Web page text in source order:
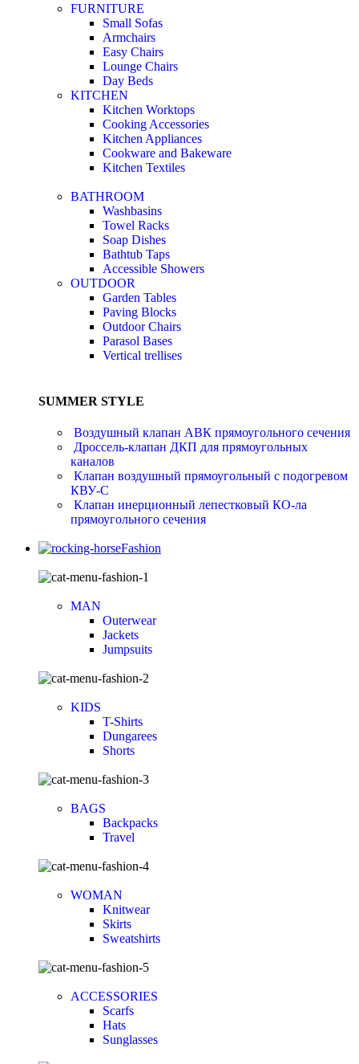
FURNITURE
Small Sofas
Armchairs
Easy Chairs
Lounge Chairs
Day Beds
KITCHEN
Kitchen Worktops
Cooking Accessories
Kitchen Appliances
Cookware and Bakeware
Kitchen Textiles
BATHROOM
Washbasins
Towel Racks
Soap Dishes
Bathtub Taps
Accessible Showers
OUTDOOR
Garden Tables
Paving Blocks
Outdoor Chairs
Parasol Bases
Vertical trellises
SUMMER STYLE
Воздушный клапан АВК прямоугольного сечения
Дроссель-клапан ДКП для прямоугольных
каналов
Клапан воздушный прямоугольный с подогревом
КВУ-С
Клапан инерционный лепестковый КО-ла
прямоугольного сечения
Fashion
MAN
Outerwear
Jackets
Jumpsuits
KIDS
T-Shirts
Dungarees
Shorts
BAGS
Backpacks
Travel
WOMAN
Knitwear
Skirts
Sweatshirts
ACCESSORIES
Scarfs
Hats
Sunglasses